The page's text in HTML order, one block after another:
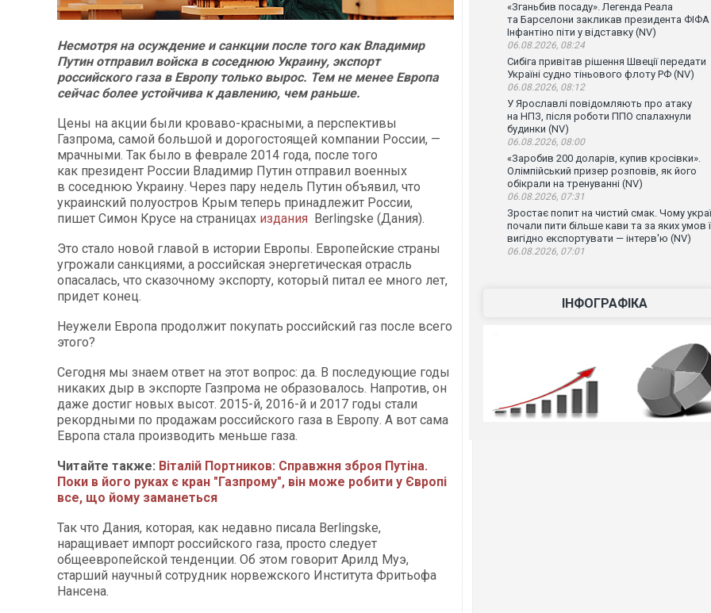
Несмотря на осуждение и санкции после того как Владимир
Путин отправил войска в соседнюю Украину, экспорт
российского газа в Европу только вырос. Тем не менее Европа
сейчас более устойчива к давлению, чем раньше.
Цены на акции были кроваво-красными, а перспективы
Газпрома, самой большой и дорогостоящей компании России, —
мрачными. Так было в феврале 2014 года, после того
как президент России Владимир Путин отправил военных
в соседнюю Украину. Через пару недель Путин объявил, что
украинский полуостров Крым теперь принадлежит России,
пишет Симон Крусе на страницах издания Berlingske (Дания).
Это стало новой главой в истории Европы. Европейские страны
угрожали санкциями, а российская энергетическая отрасль
опасалась, что сказочному экспорту, который питал ее много лет,
придет конец.
Неужели Европа продолжит покупать российский газ после всего
этого?
Сегодня мы знаем ответ на этот вопрос: да. В последующие годы
никаких дыр в экспорте Газпрома не образовалось. Напротив, он
даже достиг новых высот. 2015-й, 2016-й и 2017 годы стали
рекордными по продажам российского газа в Европу. А вот сама
Европа стала производить меньше газа.
Читайте также: Віталій Портников: Справжня зброя Путіна.
Поки в його руках є кран "Газпрому", він може робити у Європі
все, що йому заманеться
Так что Дания, которая, как недавно писала Berlingske,
наращивает импорт российского газа, просто следует
общеевропейской тенденции. Об этом говорит Арилд Муэ,
старший научный сотрудник норвежского Института Фритьофа
Нансена.
«Зганьбив посаду». Легенда Реала
та Барселони закликав президента ФІФА
Інфантіно піти у відставку (NV)
06.08.2026, 08:24
Сибіга привітав рішення Швеції передати
Україні судно тіньового флоту РФ (NV)
06.08.2026, 08:12
У Ярославлі повідомляють про атаку
на НПЗ, після роботи ППО спалахнули
будинки (NV)
06.08.2026, 08:00
«Заробив 200 доларів, купив кросівки».
Олімпійський призер розповів, як його
обікрали на тренуванні (NV)
06.08.2026, 07:31
Зростає попит на чистий смак. Чому
почали пити більше кави та за яких умов
вигідно експортувати — інтерв'ю (NV)
06.08.2026, 07:01
ІНФОГРАФІКА